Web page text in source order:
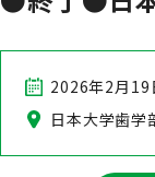
2026年2月
日本大学歯学